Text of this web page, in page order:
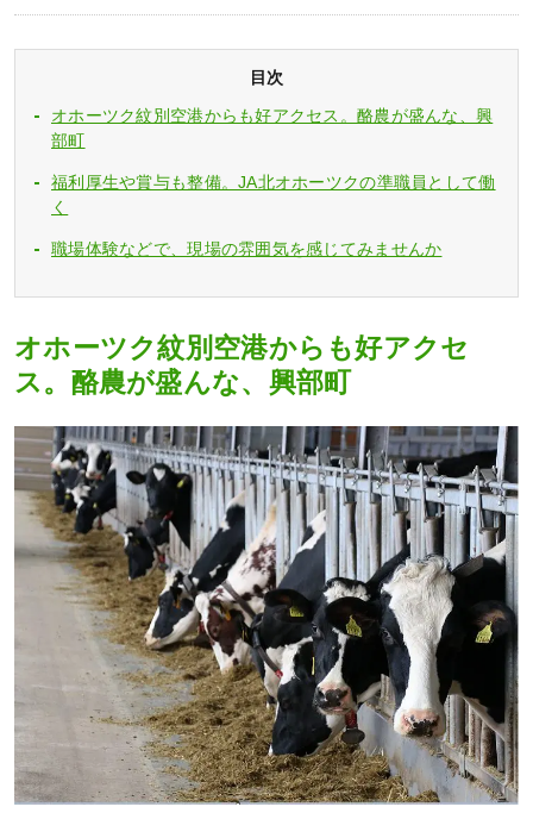
目次
オホーツク紋別空港からも好アクセス。酪農が盛んな、興
部町
福利厚生や賞与も整備。JA北オホーツクの準職員として働
く
職場体験などで、現場の雰囲気を感じてみませんか
オホーツク紋別空港からも好アクセ
ス。酪農が盛んな、興部町